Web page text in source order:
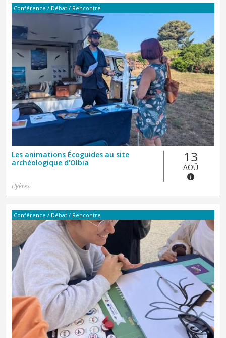
Conférence / Débat / Rencontre
Les animations Écoguides au site
archéologique d'Olbia
13
AOÛ
Hyères
Conférence / Débat / Rencontre